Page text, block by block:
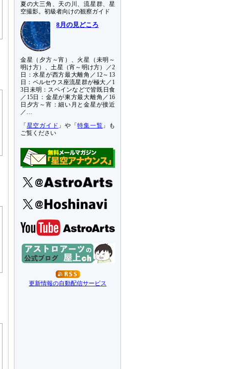
夏の大三角、天の川、流星群、星
空撮影。初級者向けの観察ガイド
8月の見どころ
金星（夕方～宵）、火星（未明～
明け方）、土星（宵～明け方）／2
日：水星が西方最大離角／12～13
日：ペルセウス座流星群が極大／1
3日未明：スペインなどで皆既日食
／15日：金星が東方最大離角／16
日夕方～宵：細い月と金星が接近
／…
「 星空ガイド 」や「特集一覧 」も
ご覧ください
更新情報の自動配信サービス